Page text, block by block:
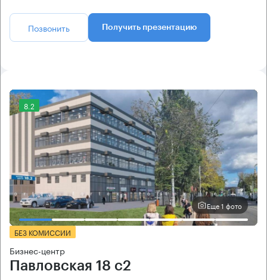
Позвонить Получить презентацию
8.2
Еще 1 фото
БЕЗ КОМИССИИ
Бизнес-центр
Павловская 18 с2